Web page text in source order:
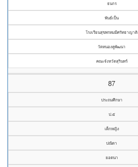
ธนกร
พันธ์เป็น
โรงเรียนสุขพรหมมีศรัทธาญาติ
วัดหนองคูพัฒนา
คณะจังหวัดสุรินทร์
87
ประถมศึกษา
ป.๕
เด็กหญิง
ปณิดา
ยอดนา